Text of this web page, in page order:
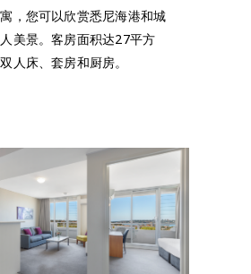
，您可以欣赏悉尼海港和城
美景。客房面积达27平方
人床、套房和厨房。